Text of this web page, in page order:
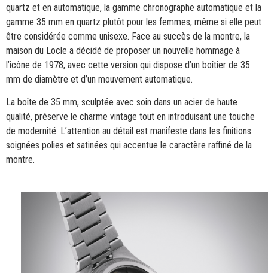
quartz et en automatique, la gamme chronographe automatique et la
gamme 35 mm en quartz plutôt pour les femmes, même si elle peut
être considérée comme unisexe. Face au succès de la montre, la
maison du Locle a décidé de proposer un nouvelle hommage à
l’icône de 1978, avec cette version qui dispose d’un boîtier de 35
mm de diamètre et d’un mouvement automatique.
La boîte de 35 mm, sculptée avec soin dans un acier de haute
qualité, préserve le charme vintage tout en introduisant une touche
de modernité. L’attention au détail est manifeste dans les finitions
soignées polies et satinées qui accentue le caractère raffiné de la
montre.